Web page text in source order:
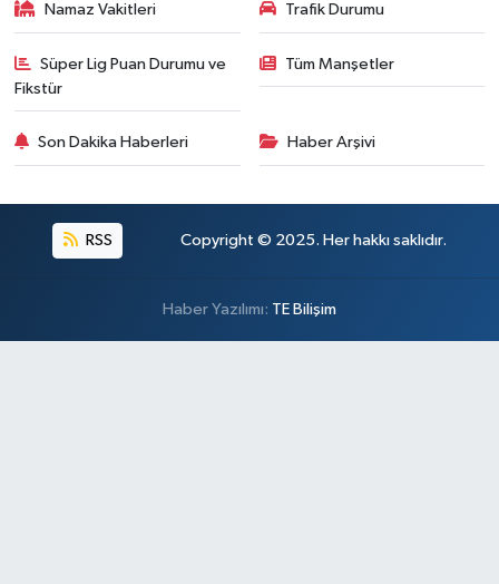
Namaz Vakitleri Trafik Durumu
Süper Lig Puan Durumu ve
Fikstür
Tüm Manşetler
Son Dakika Haberleri Haber Arşivi
RSS Copyright © 2025. Her hakkı saklıdır.
Haber Yazılımı: TE Bilişim